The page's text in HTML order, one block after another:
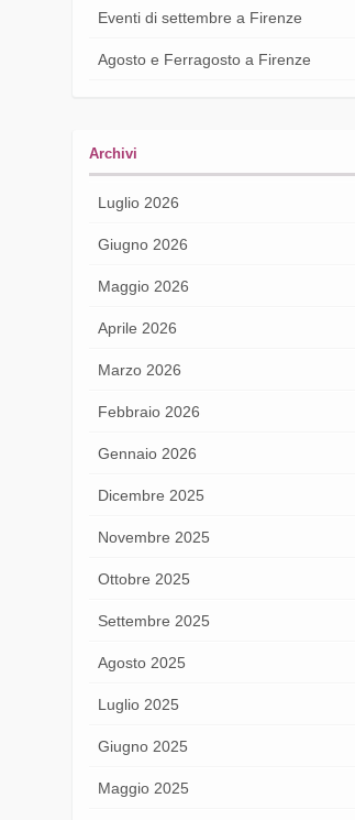
Eventi di settembre a Firenze
Agosto e Ferragosto a Firenze
Archivi
Luglio 2026
Giugno 2026
Maggio 2026
Aprile 2026
Marzo 2026
Febbraio 2026
Gennaio 2026
Dicembre 2025
Novembre 2025
Ottobre 2025
Settembre 2025
Agosto 2025
Luglio 2025
Giugno 2025
Maggio 2025